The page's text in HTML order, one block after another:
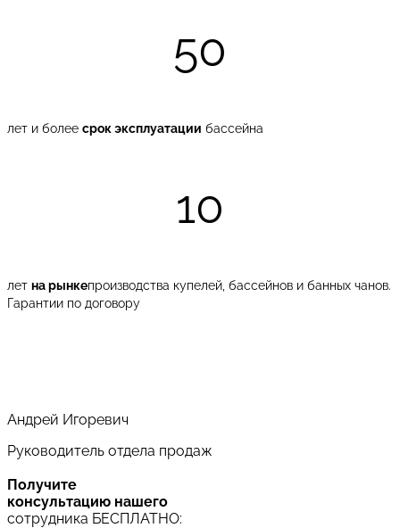
50
лет и более срок эксплуатации бассейна
10
лет на рынкепроизводства купелей, бассейнов и банных чанов.
Гарантии по договору
Андрей Игоревич
Руководитель отдела продаж
Получите
консультацию нашего
сотрудника БЕСПЛАТНО: